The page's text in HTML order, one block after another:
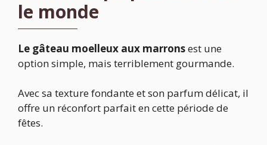
le monde
Le gâteau moelleux aux marronsest une
option simple, mais terriblement gourmande.
Avec sa texture fondante et son parfum délicat, il
offre un réconfort parfait en cette période de
fêtes.